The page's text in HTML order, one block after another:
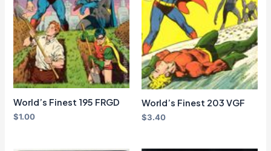
World’s Finest 195 FRGD
$1.00
World’s Finest 203 VGF
$3.40